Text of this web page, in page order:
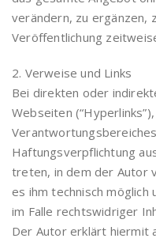
verändern, zu ergänzen,
Veröffentlichung
2. Verweise und Links
Bei direkten oder
Webseiten
Haftungsverpflichtung
treten, in dem der Autor
es ihm technisch
im Falle rechtswidriger
Der Autor erklärt hiermit